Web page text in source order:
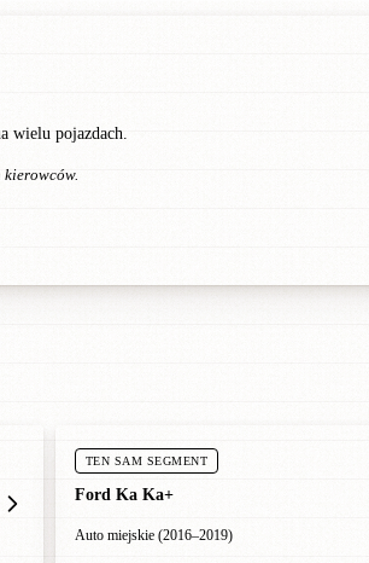
wielu pojazdach.
TEN SAM SEGMENT
Ford Ka Ka+
Auto miejskie (2016–2019)